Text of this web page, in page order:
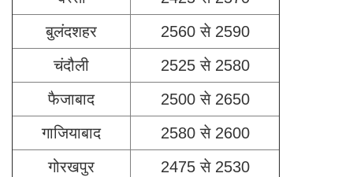
बुलंदशहर
2560 से 2590
चंदौली
2525 से 2580
फैजाबाद
2500 से 2650
गाजियाबाद
2580 से 2600
गोरखपुर
2475 से 2530